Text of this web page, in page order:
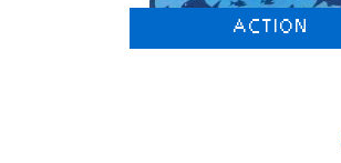
ACTION